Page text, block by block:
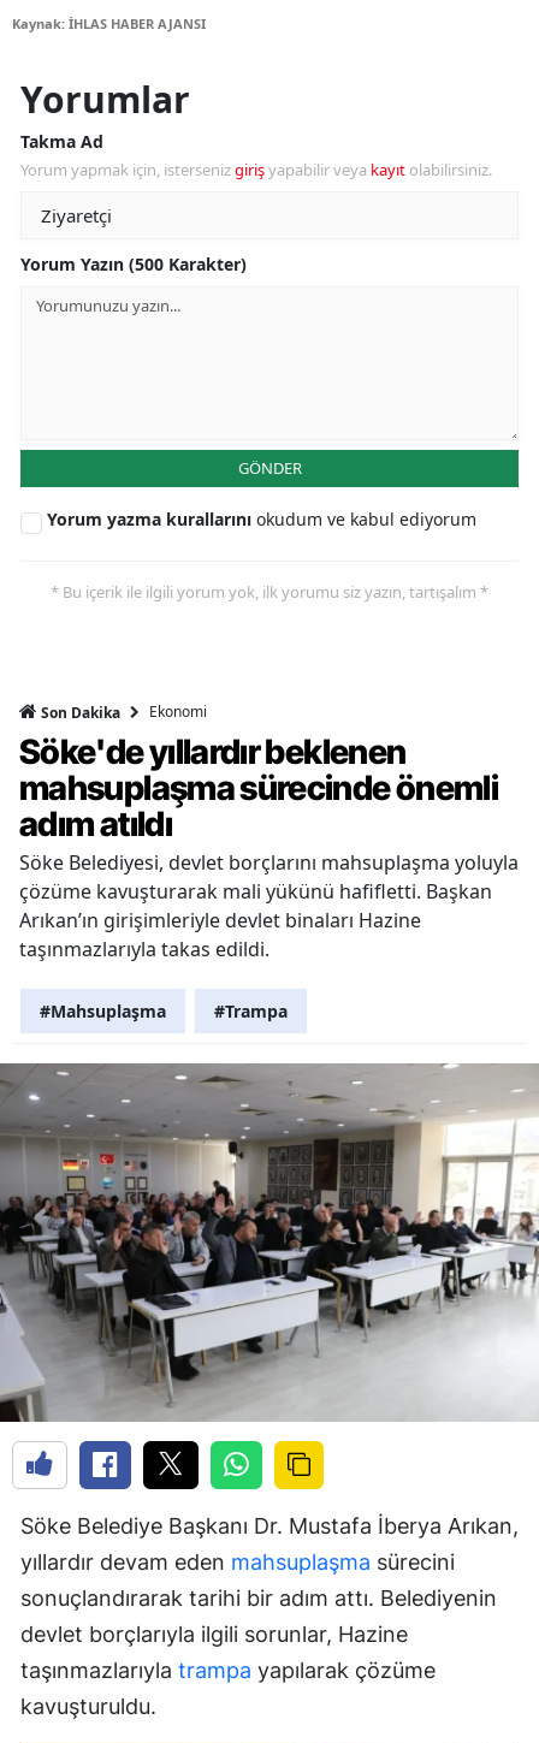
Kaynak: İHLAS HABER AJANSI
Yorumlar
Takma Ad
Yorum yapmak için, istersenizgirişyapabilir veya kayıt olabilirsiniz.
Yorum Yazın (500 Karakter)
GÖNDER
Yorum yazma kurallarını okudum ve kabul ediyorum
* Bu içerik ile ilgili yorum yok, ilk yorumu siz yazın, tartışalım *
Son Dakika Ekonomi
Söke'de yıllardır beklenen
mahsuplaşma sürecinde önemli
adım atıldı
Söke Belediyesi, devlet borçlarını mahsuplaşma yoluyla
çözüme kavuşturarak mali yükünü hafifletti. Başkan
Arıkan’ın girişimleriyle devlet binaları Hazine
taşınmazlarıyla takas edildi.
#Mahsuplaşma #Trampa
Söke Belediye Başkanı Dr. Mustafa İberya Arıkan,
yıllardır devam eden mahsuplaşma sürecini
sonuçlandırarak tarihi bir adım attı. Belediyenin
devlet borçlarıyla ilgili sorunlar, Hazine
taşınmazlarıyla trampa yapılarak çözüme
kavuşturuldu.